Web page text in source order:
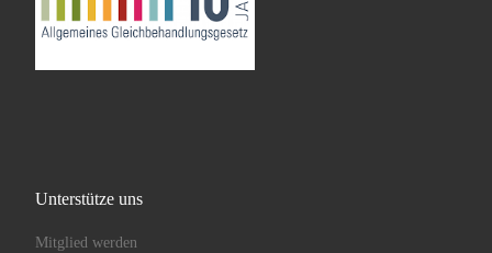
Unterstütze uns
Mitglied werden